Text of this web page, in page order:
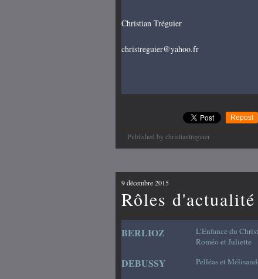
Christian Tréguier
christreguier@yahoo.fr
Repost
Published by christiantreguier
9 décembre 2015
Rôles d'actualité
BERLIOZ
L’Enfance du Christ
Roméo et Juliette
DEBUSSY Pelléas et